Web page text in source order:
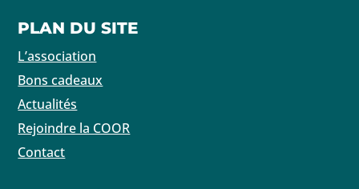
PLAN DU SITE
L’association
Bons cadeaux
Actualités
Rejoindre la COOR
Contact